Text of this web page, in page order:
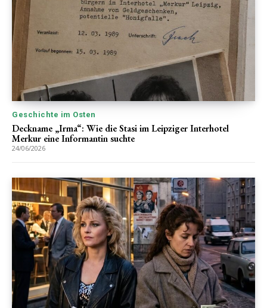
Geschichte im Osten
Deckname „Irma“: Wie die Stasi im Leipziger Interhotel
Merkur eine Informantin suchte
24/06/2026